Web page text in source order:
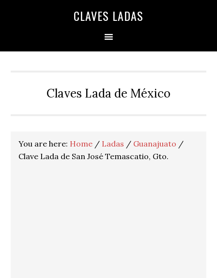
CLAVES LADAS
Claves Lada de México
You are here: Home / Ladas / Guanajuato /
Clave Lada de San José Temascatio, Gto.